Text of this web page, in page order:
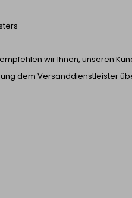
wir Ihnen, unseren
dem Versanddienstleister